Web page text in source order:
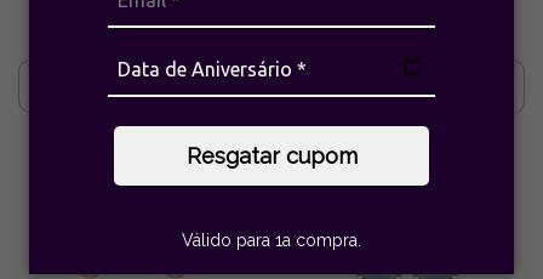
Resgatar cupom
Válido para 1a compra.